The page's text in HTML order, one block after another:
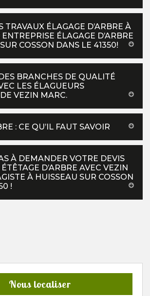
TRAVAUX ÉLAGAGE D’ARBRE À
ÉLAGAGE D’ARBRE
COSSON DANS LE 41350!
BRANCHES DE QUALITÉ
LES ÉLAGUEURS
VEZIN MARC.
: CE QU’IL FAUT SAVOIR
À DEMANDER VOTRE DEVIS
D’ARBRE AVEC VEZIN
À HUISSEAU SUR COSSON
!
Nous localiser